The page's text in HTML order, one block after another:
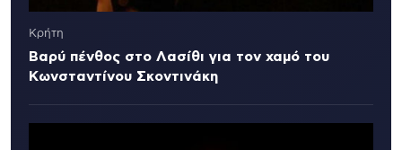
Κρήτη
Βαρύ πένθος στο Λασίθι για τον χαμό του
Κωνσταντίνου Σκοντινάκη